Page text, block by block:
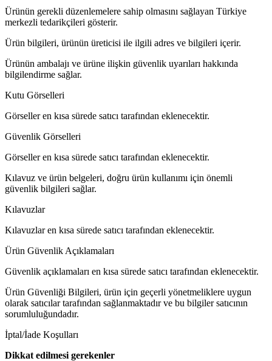
Ürünün gerekli düzenlemelere sahip olmasını sağlayan Türkiye
merkezli tedarikçileri gösterir.
Ürün bilgileri, ürünün üreticisi ile ilgili adres ve bilgileri içerir.
Ürünün ambalajı ve ürüne ilişkin güvenlik uyarıları hakkında
bilgilendirme sağlar.
Kutu Görselleri
Görseller en kısa sürede satıcı tarafından eklenecektir.
Güvenlik Görselleri
Görseller en kısa sürede satıcı tarafından eklenecektir.
Kılavuz ve ürün belgeleri, doğru ürün kullanımı için önemli
güvenlik bilgileri sağlar.
Kılavuzlar
Kılavuzlar en kısa sürede satıcı tarafından eklenecektir.
Ürün Güvenlik Açıklamaları
Güvenlik açıklamaları en kısa sürede satıcı tarafından eklenecektir.
Ürün Güvenliği Bilgileri, ürün için geçerli yönetmeliklere uygun
olarak satıcılar tarafından sağlanmaktadır ve bu bilgiler satıcının
sorumluluğundadır.
İptal/İade Koşulları
Dikkat edilmesi gerekenler